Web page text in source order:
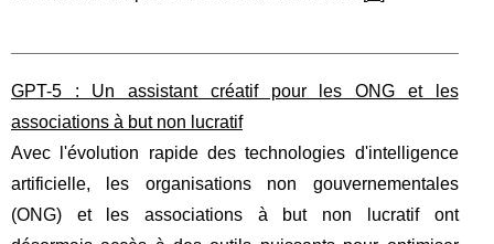
GPT-5 : Un assistant créatif pour les ONG et les
associations à but non lucratif
Avec l'évolution rapide des technologies d'intelligence
artificielle, les organisations non gouvernementales
(ONG) et les associations à but non lucratif ont